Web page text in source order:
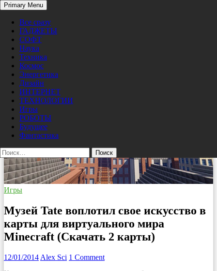
Skip
content
Pro/Hi-Tech
Search
Primary Menu
Все сразу
ГАДЖЕТЫ
СОФТ
Наука
Техника
Космос
Энергетика
Дизайн
ИНТЕРНЕТ
ТЕХНОЛОГИИ
Игры
РОБОТЫ
Будущее
Фантастика
Найти:
Игры
Музей Tate воплотил свое искусство в
карты для виртуального мира
Minecraft (Скачать 2 карты)
12/01/2014 Alex Sci 1 Comment